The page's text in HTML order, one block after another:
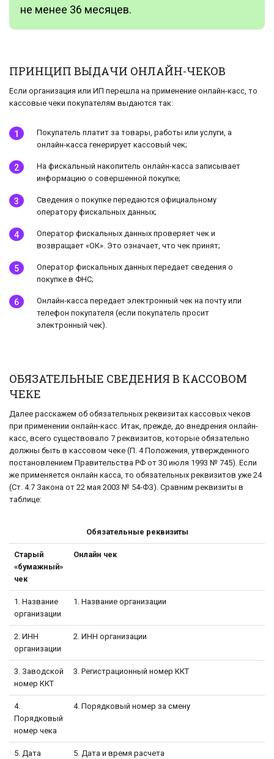
не менее 36 месяцев.
ПРИНЦИП ВЫДАЧИ ОНЛАЙН-ЧЕКОВ
Если организация или ИП перешла на применение онлайн-касс, то
кассовые чеки покупателям выдаются так:
Покупатель платит за товары, работы или услуги, а
онлайн-касса генерирует кассовый чек;
На фискальный накопитель онлайн-касса записывает
информацию о совершенной покупке;
Сведения о покупке передаются официальному
оператору фискальных данных;
Оператор фискальных данных проверяет чек и
возвращает «ОК». Это означает, что чек принят;
Оператор фискальных данных передает сведения о
покупке в ФНС;
Онлайн-касса передает электронный чек на почту или
телефон покупателя (если покупатель просит
электронный чек).
ОБЯЗАТЕЛЬНЫЕ СВЕДЕНИЯ В КАССОВОМ
ЧЕКЕ
Далее расскажем об обязательных реквизитах кассовых чеков
при применении онлайн-касс. Итак, прежде, до внедрения онлайн-
касс, всего существовало 7 реквизитов, которые обязательно
должны быть в кассовом чеке (П. 4 Положения, утвержденного
постановлением Правительства РФ от 30 июля 1993 № 745). Если
же применяется онлайн касса, то обязательных реквизитов уже 24
(Ст. 4.7 Закона от 22 мая 2003 № 54-ФЗ). Сравним реквизиты в
таблице:
Обязательные реквизиты
Старый
«бумажный»
чек
Онлайн чек
1. Название
организации
1. Название организации
2. ИНН
организации
2. ИНН организации
3. Заводской
номер ККТ
3. Регистрационный номер ККТ
4.
Порядковый
номер чека
4. Порядковый номер за смену
5. Дата 5. Дата и время расчета